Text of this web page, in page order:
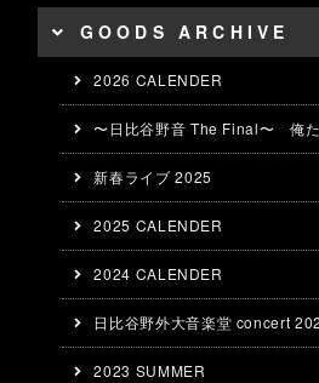
GOODS ARCHIVE
2026 CALENDER
〜日比谷野音 The Final〜 俺
新春ライブ 2025
2025 CALENDER
2024 CALENDER
日比谷野外大音楽堂 concert
2023 SUMMER